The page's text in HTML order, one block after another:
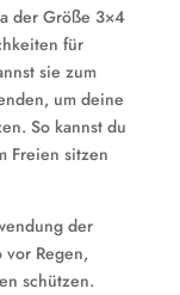
der Größe 3×4
für
sie zum
um deine
So kannst du
Freien sitzen
der
vor Regen,
schützen.